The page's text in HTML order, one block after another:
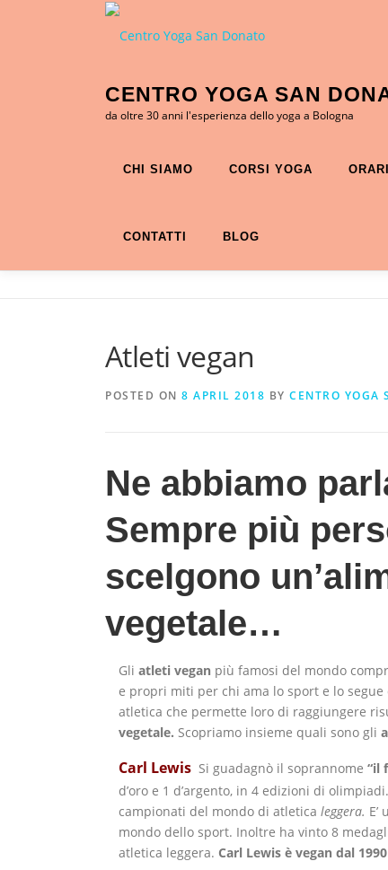
CENTRO YOGA SAN
da oltre 30 anni l'esperienza dello yoga a Bologna
CHI SIAMO CORSI YOGA
CONTATTI BLOG
Atleti vegan
POSTED ON 8 APRIL 2018 BY CENTRO YOGA
Ne abbiamo
Sempre più
scelgono
vegetale…
Gli atleti vegan più famosi del mondo
e propri miti per chi ama lo sport e lo
atletica che permette loro di raggiungere
vegetale. Scopriamo insieme quali sono gli
Carl Lewis Si guadagnò il soprannome “il
d’oro e 1 d’argento, in 4 edizioni di
campionati del mondo di atletica leggera.
mondo dello sport. Inoltre ha vinto 8
atletica leggera. Carl Lewis è vegan dal 1990